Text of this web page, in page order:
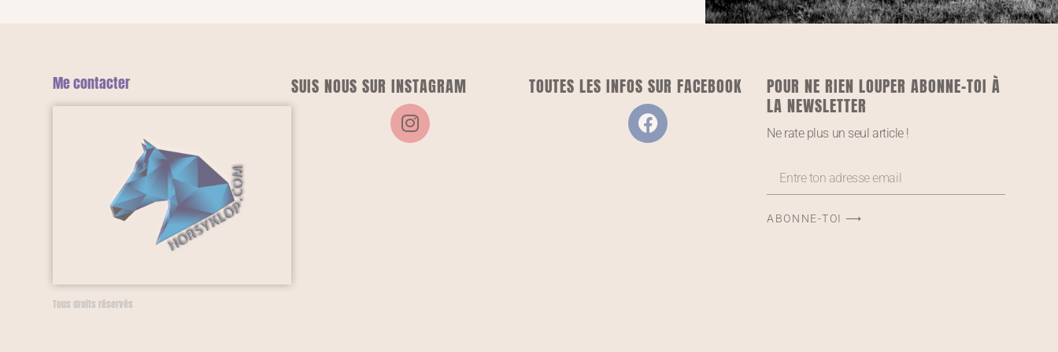
Me contacter
Tous droits réservés
SUIS NOUS SUR INSTAGRAM TOUTES LES INFOS SUR FACEBOOK
POUR NE RIEN LOUPER ABONNE-TOI À
LA NEWSLETTER
Ne rate plus un seul article !
ABONNE-TOI ⟶